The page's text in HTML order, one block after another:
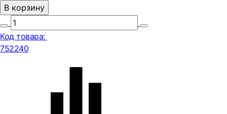
В корзину
Код товара:
752240